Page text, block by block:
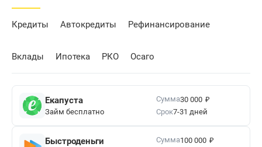
Кредиты Автокредиты Рефинансирование
Вклады Ипотека РКО Осаго
Екапуста
Займ бесплатно
Сумма30 000 ₽
Срок7-31 дней
Быстроденьги Сумма100 000 ₽